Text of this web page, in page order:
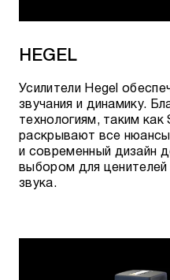
HEGEL
Усилители Hegel
звучания и динамику.
технологиям, таким как
раскрывают все
и современный дизайн
выбором для
звука.